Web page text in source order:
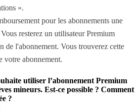
».
pour les abonnements une
resterez un utilisateur Premium
de l'abonnement. Vous trouverez cette
votre abonnement.
utiliser l’abonnement Premium
mineurs. Est-ce possible ? Comment
?